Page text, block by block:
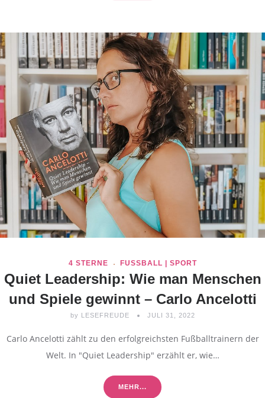
4 STERNE FUSSBALL | SPORT
Quiet Leadership: Wie man Menschen
und Spiele gewinnt – Carlo Ancelotti
by LESEFREUDE JULI 31, 2022
Carlo Ancelotti zählt zu den erfolgreichsten Fußballtrainern der
Welt. In "Quiet Leadership" erzählt er, wie…
MEHR...